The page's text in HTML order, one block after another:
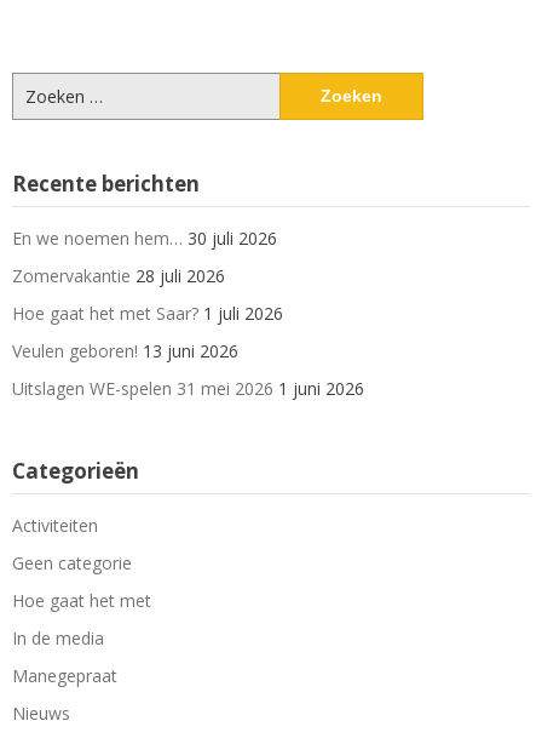
Zoeken
naar:
Recente berichten
En we noemen hem… 30 juli 2026
Zomervakantie 28 juli 2026
Hoe gaat het met Saar? 1 juli 2026
Veulen geboren! 13 juni 2026
Uitslagen WE-spelen 31 mei 2026 1 juni 2026
Categorieën
Activiteiten
Geen categorie
Hoe gaat het met
In de media
Manegepraat
Nieuws